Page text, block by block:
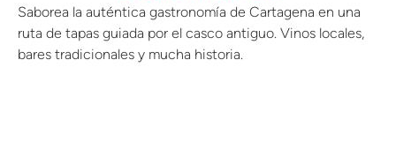
Saborea la auténtica gastronomía de Cartagena en una
ruta de tapas guiada por el casco antiguo. Vinos locales,
bares tradicionales y mucha historia.